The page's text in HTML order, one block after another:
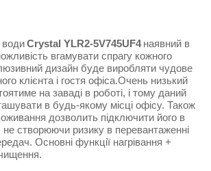
водиCrystal YLR2-5V745UF4 наявний в
вгамувати спрагу кожного
дизайн буде виробляти чудове
клієнта і гостя офіса.Очень низький
на заваді в роботі, і тому даний
в будь-якому місці офісу. Також
дозволить підключити його в
створюючи ризику в перевантаженні
Основні функції нагрівання +